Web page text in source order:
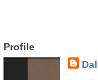
Profile